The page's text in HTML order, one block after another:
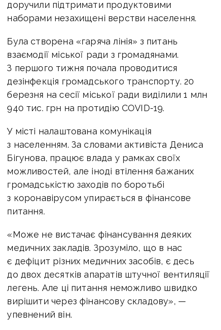
доручили підтримати продуктовими
наборами незахищені верстви населення.
Була створена «гаряча лінія» з питань
взаємодії міської ради з громадянами.
З першого тижня почала проводитися
дезінфекція громадського транспорту. 20
березня на сесії міської ради виділили 1 млн
940 тис. грн на протидію COVID-19.
У місті налаштована комунікація
з населенням. За словами активіста Дениса
Бігунова, працює влада у рамках своїх
можливостей, але іноді втілення бажаних
громадськістю заходів по боротьбі
з коронавірусом упирається в фінансове
питання.
«Може не вистачає фінансування деяких
медичних закладів. Зрозуміло, що в нас
є дефіцит різних медичних засобів, є десь
до двох десятків апаратів штучної вентиляції
легень. Але ці питання неможливо швидко
вирішити через фінансову складову», —
упевнений він.